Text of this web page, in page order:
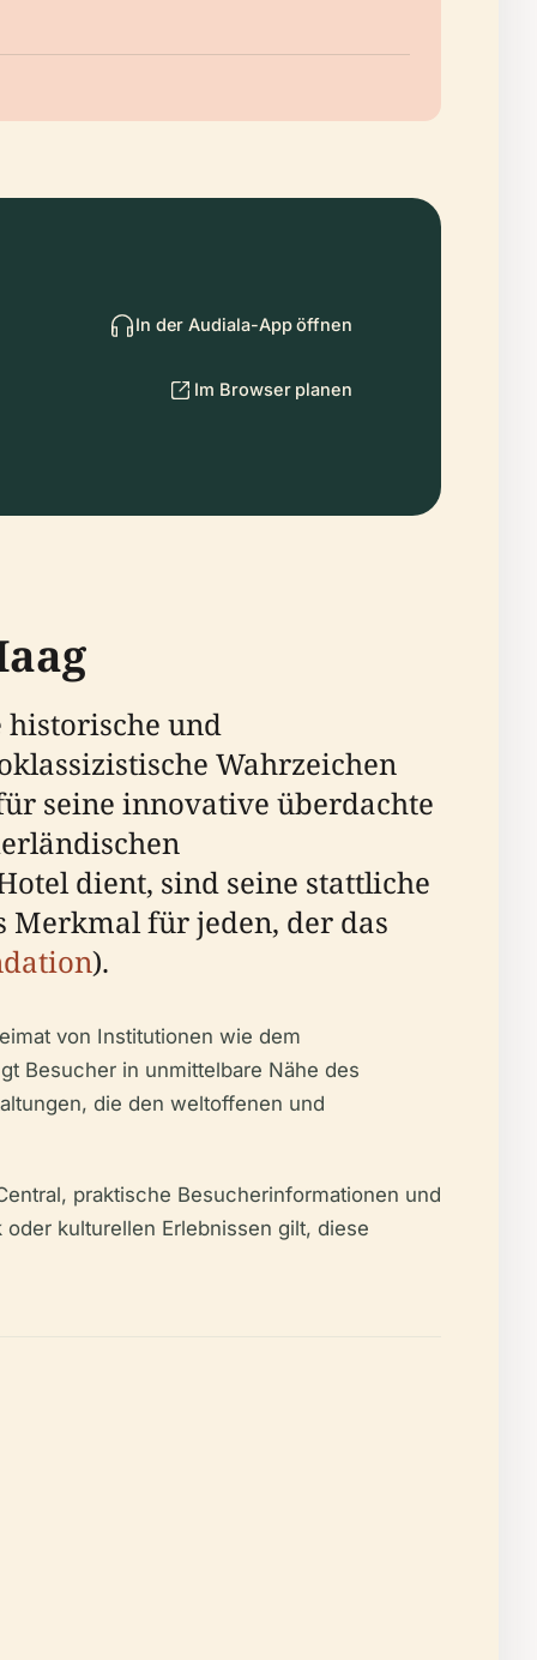
In der Audiala-App öffnen
Im Browser planen
historische und
Wahrzeichen
seine innovative überdachte
dient, sind seine stattliche
Merkmal für jeden, der das
).
von Institutionen wie dem
Besucher in unmittelbare Nähe des
die den weltoffenen und
praktische Besucherinformationen und
kulturellen Erlebnissen gilt, diese